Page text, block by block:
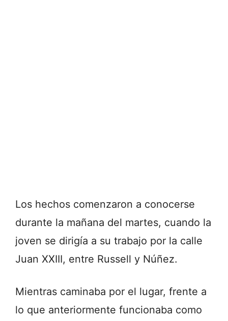
Los hechos comenzaron a conocerse
durante la mañana del martes, cuando la
joven se dirigía a su trabajo por la calle
Juan XXIII, entre Russell y Núñez.
Mientras caminaba por el lugar, frente a
lo que anteriormente funcionaba como